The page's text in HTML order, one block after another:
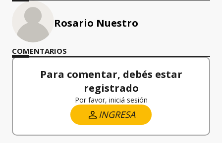
Rosario Nuestro
COMENTARIOS
Para comentar, debés estar
registrado
Por favor, iniciá sesión
INGRESA